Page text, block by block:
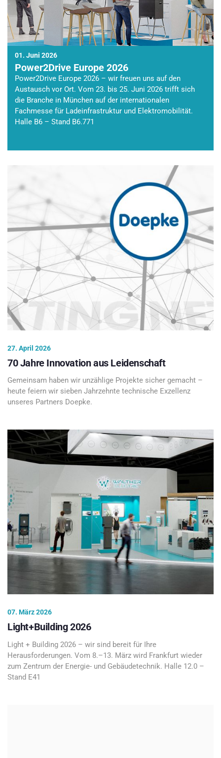
01. Juni 2026
Power2Drive Europe 2026
Power2Drive Europe 2026 – wir freuen uns auf den
Austausch vor Ort. Vom 23. bis 25. Juni 2026 trifft sich
die Branche in München auf der internationalen
Fachmesse für Ladeinfrastruktur und Elektromobilität.
Halle B6 – Stand B6.771
27. April 2026
70 Jahre Innovation aus Leidenschaft
Gemeinsam haben wir unzählige Projekte sicher gemacht –
heute feiern wir sieben Jahrzehnte technische Exzellenz
unseres Partners Doepke.
07. März 2026
Light+Building 2026
Light + Building 2026 – wir sind bereit für Ihre
Herausforderungen. Vom 8.–13. März wird Frankfurt wieder
zum Zentrum der Energie- und Gebäudetechnik. Halle 12.0 –
Stand E41